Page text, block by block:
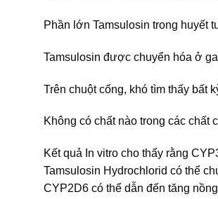
Phần lớn Tamsulosin trong huyết
Tamsulosin được chuyển hóa ở
Trên chuột cống, khó tìm thấy bất
Không có chất nào trong các chất
Kết quả In vitro cho thấy rằng
Tamsulosin Hydrochlorid có thể
CYP2D6 có thể dẫn đến tăng